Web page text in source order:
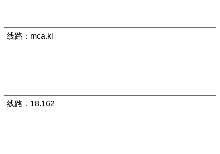
线路：mca.kl
线路：18.162